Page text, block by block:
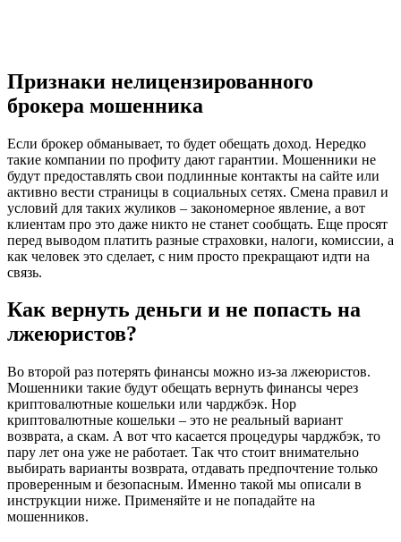
Признаки нелицензированного
брокера мошенника
Если брокер обманывает, то будет обещать доход. Нередко
такие компании по профиту дают гарантии. Мошенники не
будут предоставлять свои подлинные контакты на сайте или
активно вести страницы в социальных сетях. Смена правил и
условий для таких жуликов – закономерное явление, а вот
клиентам про это даже никто не станет сообщать. Еще просят
перед выводом платить разные страховки, налоги, комиссии, а
как человек это сделает, с ним просто прекращают идти на
связь.
Как вернуть деньги и не попасть на
лжеюристов?
Во второй раз потерять финансы можно из-за лжеюристов.
Мошенники такие будут обещать вернуть финансы через
криптовалютные кошельки или чарджбэк. Нор
криптовалютные кошельки – это не реальный вариант
возврата, а скам. А вот что касается процедуры чарджбэк, то
пару лет она уже не работает. Так что стоит внимательно
выбирать варианты возврата, отдавать предпочтение только
проверенным и безопасным. Именно такой мы описали в
инструкции ниже. Применяйте и не попадайте на
мошенников.